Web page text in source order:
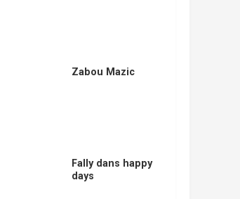
Zabou Mazic
Fally dans happy
days